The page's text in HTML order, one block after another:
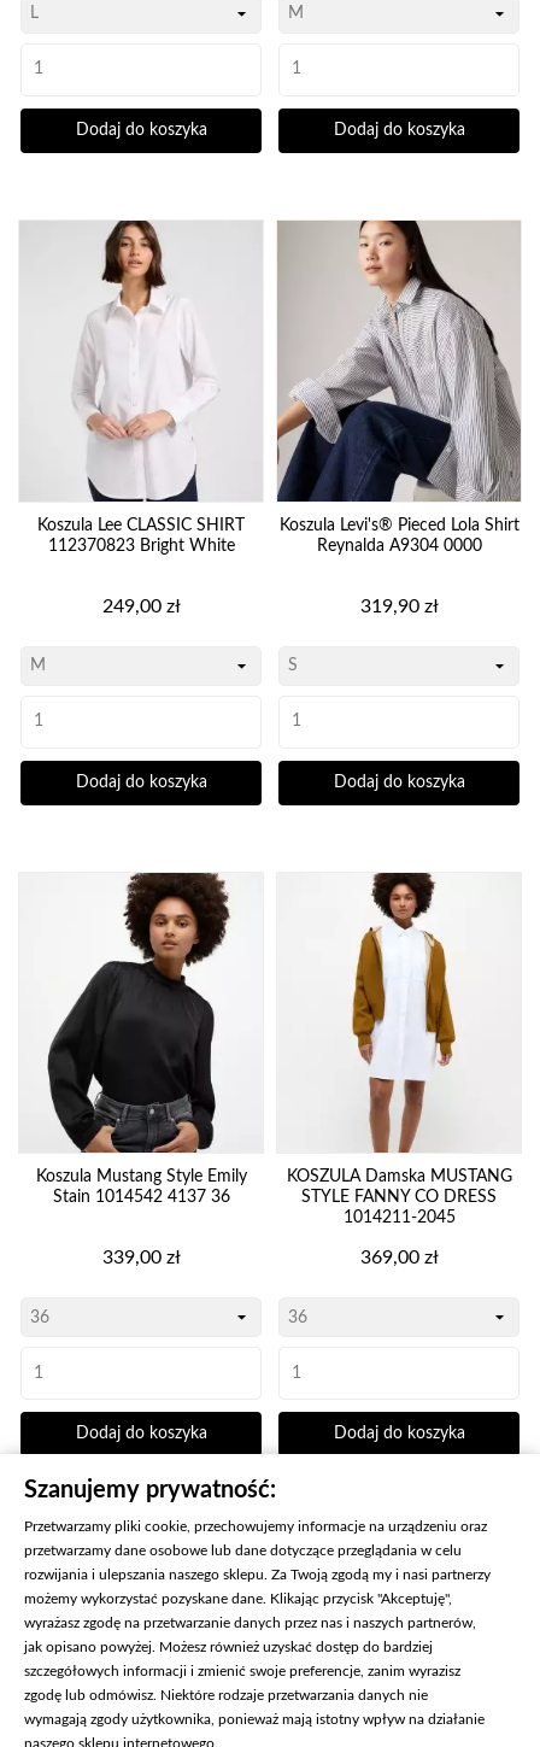
Dodaj do koszyka Dodaj do koszyka
Koszula Lee CLASSIC SHIRT
112370823 Bright White
Cena
249,00 zł
Dodaj do koszyka
Koszula Levi's® Pieced Lola Shirt
Reynalda A9304 0000
Cena
319,90 zł
Dodaj do koszyka
Koszula Mustang Style Emily
Stain 1014542 4137 36
Cena
339,00 zł
Dodaj do koszyka
KOSZULA Damska MUSTANG
STYLE FANNY CO DRESS
1014211-2045
Cena
369,00 zł
Dodaj do koszyka
KONIEC PRODUKTÓW
Szanujemy prywatność:
Przetwarzamy pliki cookie, przechowujemy informacje na urządzeniu oraz
przetwarzamy dane osobowe lub dane dotyczące przeglądania w celu
rozwijania i ulepszania naszego sklepu. Za Twoją zgodą my i nasi partnerzy
możemy wykorzystać pozyskane dane. Klikając przycisk "Akceptuję",
wyrażasz zgodę na przetwarzanie danych przez nas i naszych partnerów,
jak opisano powyżej. Możesz również uzyskać dostęp do bardziej
szczegółowych informacji i zmienić swoje preferencje, zanim wyrazisz
zgodę lub odmówisz. Niektóre rodzaje przetwarzania danych nie
wymagają zgody użytkownika, ponieważ mają istotny wpływ na działanie
naszego sklepu internetowego.